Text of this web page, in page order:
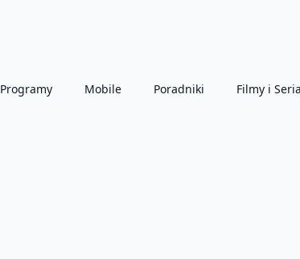
Programy Mobile Poradniki Filmy i